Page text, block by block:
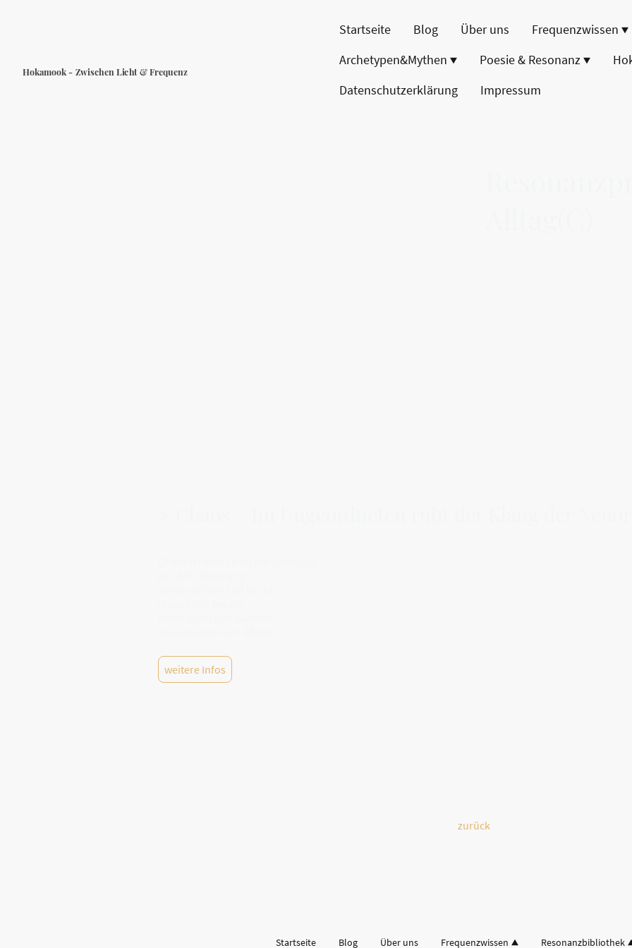
Hokamook - Zwischen Licht & Frequenz
Startseite Blog Über uns Frequenzwissen
Archetypen&Mythen
Poesie & Resonanz
Datenschutzerklärung
Impressum
weitere Infos
zurück
Startseite Blog Über uns Frequenzwissen Resonanzbibliothek